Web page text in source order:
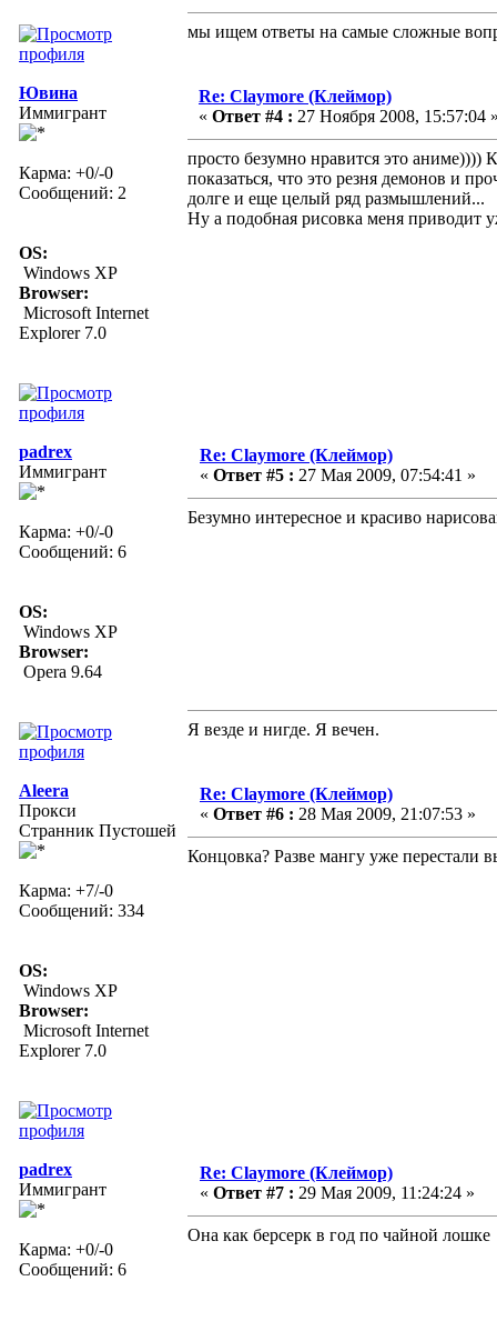
мы ищем ответы на самые сложные
Ювина
Иммигрант
Карма: +0/-0
Сообщений: 2
OS:
Windows XP
Browser:
Microsoft Internet
Explorer 7.0
Re: Claymore (Клеймор)
« Ответ #4 : 27 Ноября 2008, 15:57:04
просто безумно нравится это
показаться, что это резня демонов и
долге и еще целый ряд размышлений...
Ну а подобная рисовка меня приводит
padrex
Иммигрант
Карма: +0/-0
Сообщений: 6
OS:
Windows XP
Browser:
Opera 9.64
Re: Claymore (Клеймор)
« Ответ #5 : 27 Мая 2009, 07:54:41 »
Безумно интересное и красиво
Я везде и нигде. Я вечен.
Aleera
Прокси
Странник Пустошей
Карма: +7/-0
Сообщений: 334
OS:
Windows XP
Browser:
Microsoft Internet
Explorer 7.0
Re: Claymore (Клеймор)
« Ответ #6 : 28 Мая 2009, 21:07:53 »
Концовка? Разве мангу уже перестали
padrex
Иммигрант
Карма: +0/-0
Сообщений: 6
Re: Claymore (Клеймор)
« Ответ #7 : 29 Мая 2009, 11:24:24 »
Она как берсерк в год по чайной лошке